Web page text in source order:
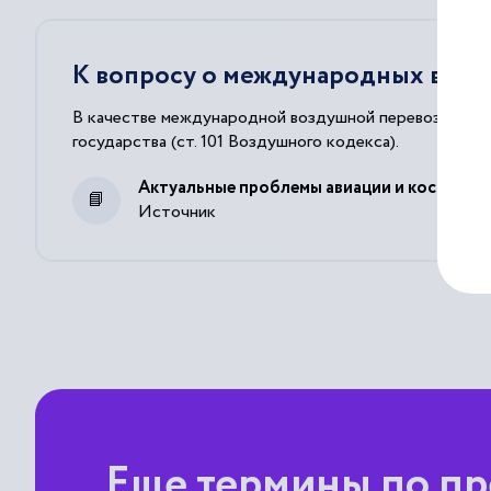
К вопросу о международных
В качестве международной воздушной перевозки
государства (ст. 101 Воздушного кодекса).
Источник
Актуальные проблемы авиации и